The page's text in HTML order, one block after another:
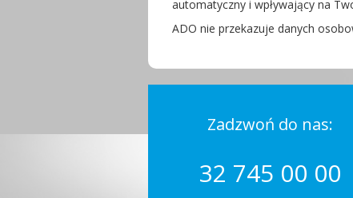
automatyczny i wpływający na
ADO nie przekazuje danych
Zadzwoń do nas:
32 745 00 00